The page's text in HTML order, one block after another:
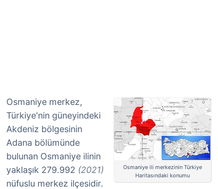
Osmaniye ili merkezinin Türkiye
Haritasındaki konumu
Osmaniye merkez,
Türkiye'nin güneyindeki
Akdeniz bölgesinin
Adana bölümünde
bulunan Osmaniye ilinin
yaklaşık 279.992 (2021)
nüfuslu merkez ilçesidir.